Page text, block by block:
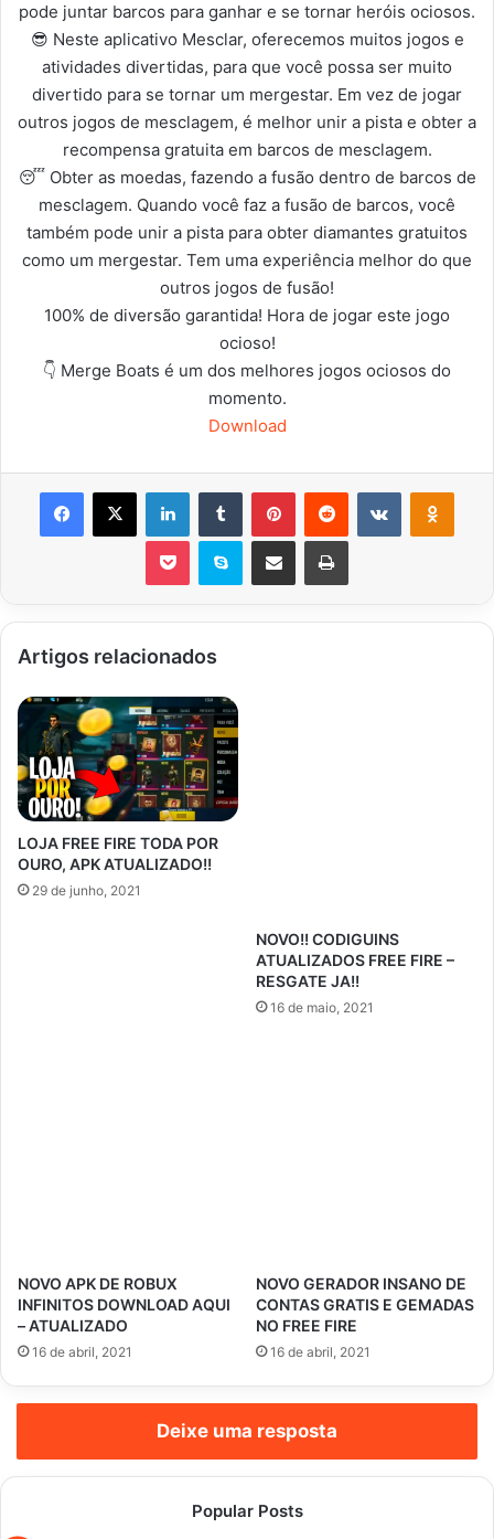
pode juntar barcos para ganhar e se tornar heróis ociosos.
😎 Neste aplicativo Mesclar, oferecemos muitos jogos e
atividades divertidas, para que você possa ser muito
divertido para se tornar um mergestar. Em vez de jogar
outros jogos de mesclagem, é melhor unir a pista e obter a
recompensa gratuita em barcos de mesclagem.
😴 Obter as moedas, fazendo a fusão dentro de barcos de
mesclagem. Quando você faz a fusão de barcos, você
também pode unir a pista para obter diamantes gratuitos
como um mergestar. Tem uma experiência melhor do que
outros jogos de fusão!
100% de diversão garantida! Hora de jogar este jogo
ocioso!
👇 Merge Boats é um dos melhores jogos ociosos do
momento.
Download
Facebook
X LinkedinTumblr PinterestReddit VK OK
Pocket Skype Compartilhar via e-mail Imprimir
Artigos relacionados
LOJA FREE FIRE TODA POR
OURO, APK ATUALIZADO!!
29 de junho, 2021
NOVO!! CODIGUINS
ATUALIZADOS FREE FIRE –
RESGATE JA!!
16 de maio, 2021
NOVO APK DE ROBUX
INFINITOS DOWNLOAD AQUI
– ATUALIZADO
16 de abril, 2021
NOVO GERADOR INSANO DE
CONTAS GRATIS E GEMADAS
NO FREE FIRE
16 de abril, 2021
Deixe uma resposta
Popular Posts